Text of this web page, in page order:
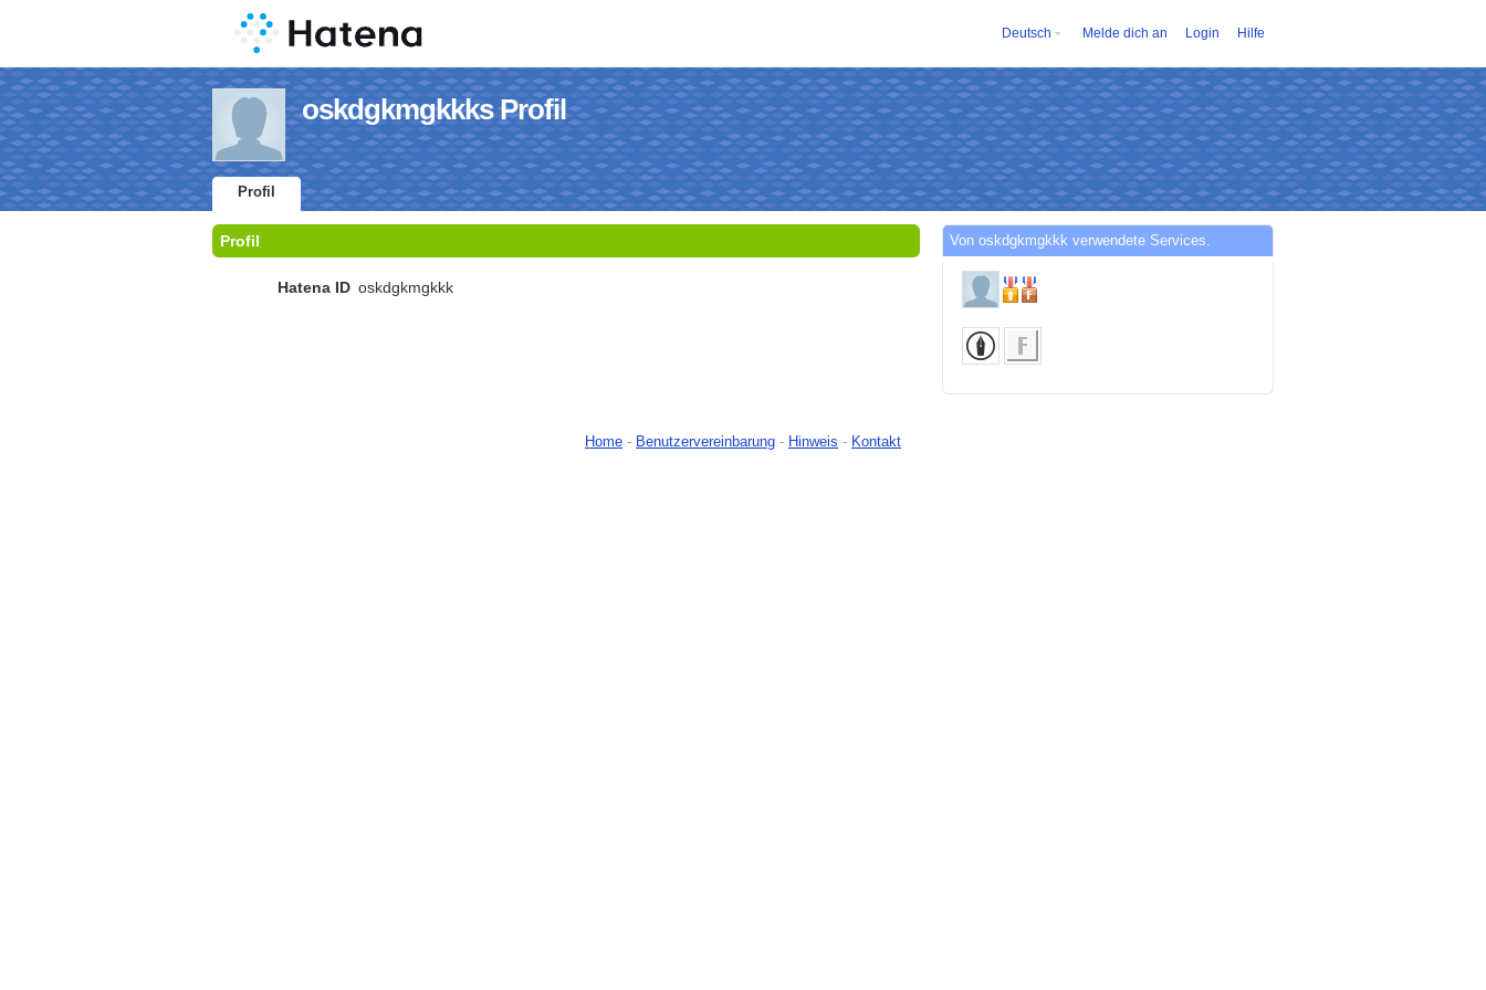
Deutsch Melde dich an Login Hilfe
oskdgkmgkkks Profil
Profil
Profil
Hatena ID oskdgkmgkkk
Von oskdgkmgkkk verwendete Services.
Home - Benutzervereinbarung - Hinweis - Kontakt